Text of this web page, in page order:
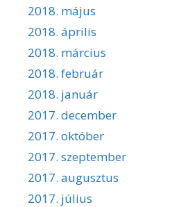
2018. május
2018. április
2018. március
2018. február
2018. január
2017. december
2017. október
2017. szeptember
2017. augusztus
2017. július